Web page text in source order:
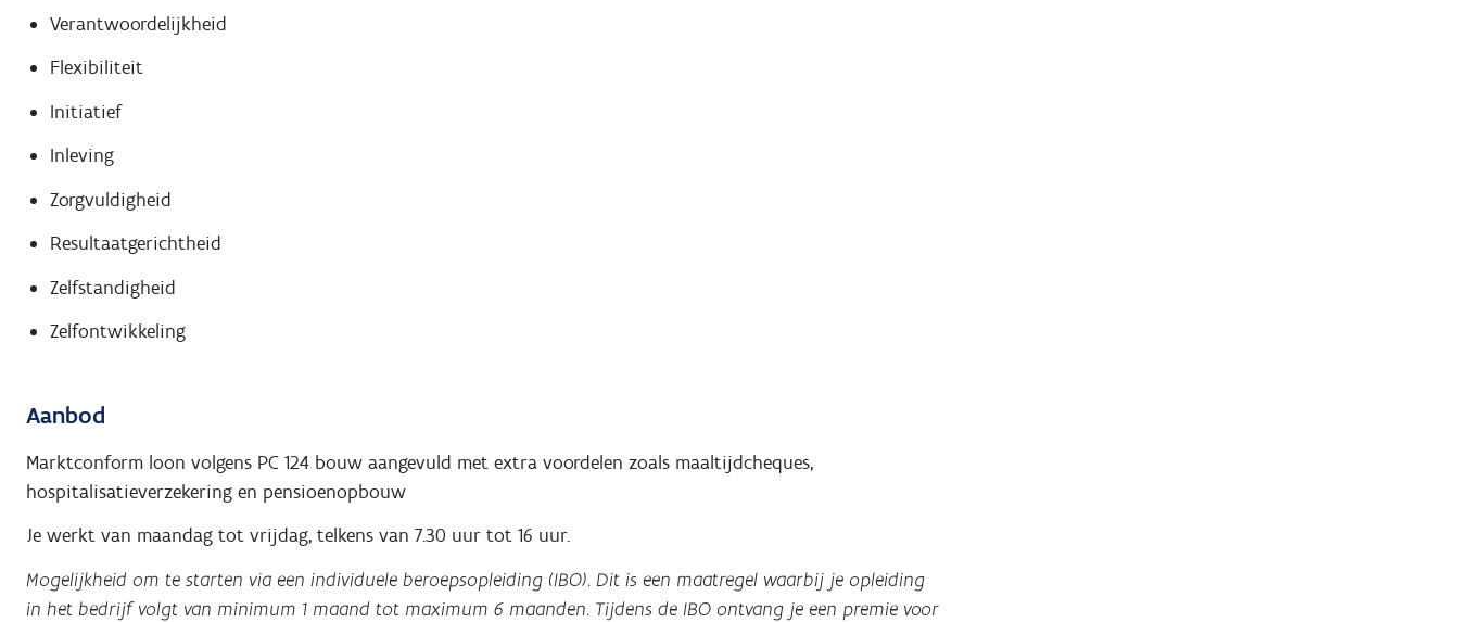
Verantwoordelijkheid
Flexibiliteit
Initiatief
Inleving
Zorgvuldigheid
Resultaatgerichtheid
Zelfstandigheid
Zelfontwikkeling
Aanbod
Marktconform loon volgens PC 124 bouw aangevuld met extra voordelen zoals maaltijdcheques,
hospitalisatieverzekering en pensioenopbouw
Je werkt van maandag tot vrijdag, telkens van 7.30 uur tot 16 uur.
Mogelijkheid om te starten via een individuele beroepsopleiding (IBO). Dit is een maatregel waarbij je opleiding
in het bedrijf volgt van minimum 1 maand tot maximum 6 maanden. Tijdens de IBO ontvang je een premie voor